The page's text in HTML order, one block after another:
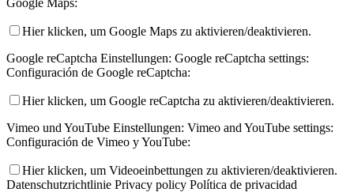
Google Maps:
Hier klicken, um Google Maps zu aktivieren/deaktivieren.
Google reCaptcha Einstellungen: Google reCaptcha settings:
Configuración de Google reCaptcha:
Hier klicken, um Google reCaptcha zu aktivieren/deaktivieren.
Vimeo und YouTube Einstellungen: Vimeo and YouTube settings:
Configuración de Vimeo y YouTube:
Hier klicken, um Videoeinbettungen zu aktivieren/deaktivieren.
Datenschutzrichtlinie Privacy policy Política de privacidad